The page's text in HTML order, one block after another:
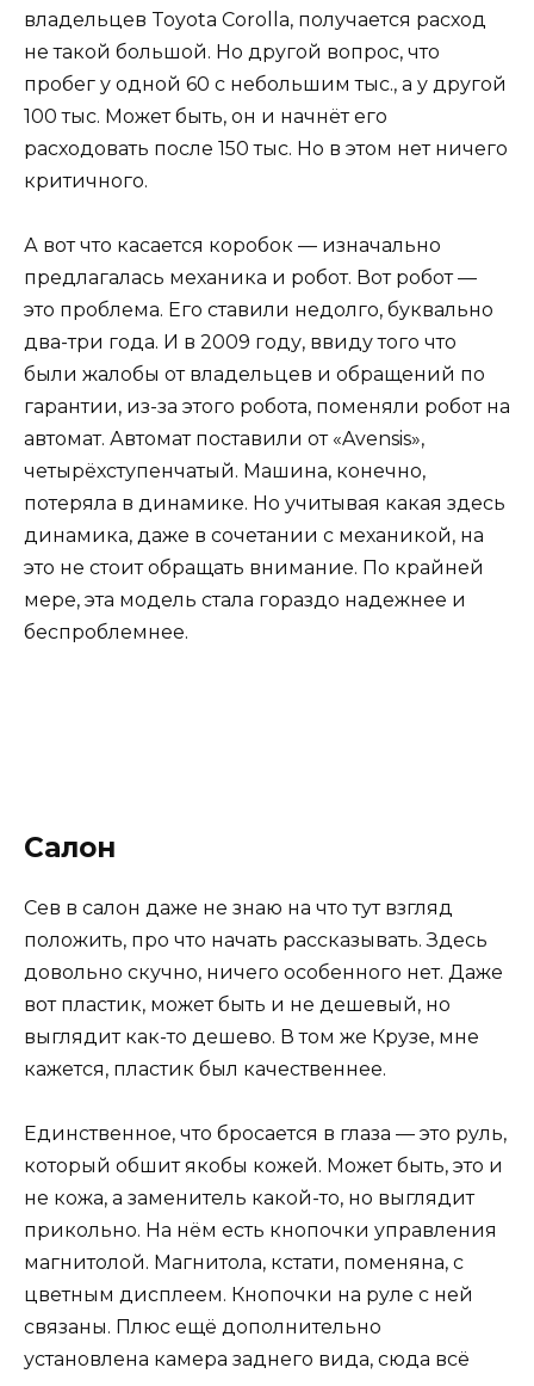
владельцев Toyota Corolla, получается расход
не такой большой. Но другой вопрос, что
пробег у одной 60 с небольшим тыс., а у другой
100 тыс. Может быть, он и начнёт его
расходовать после 150 тыс. Но в этом нет ничего
критичного.
А вот что касается коробок — изначально
предлагалась механика и робот. Вот робот —
это проблема. Его ставили недолго, буквально
два-три года. И в 2009 году, ввиду того что
были жалобы от владельцев и обращений по
гарантии, из-за этого робота, поменяли робот на
автомат. Автомат поставили от «Avensis»,
четырёхступенчатый. Машина, конечно,
потеряла в динамике. Но учитывая какая здесь
динамика, даже в сочетании с механикой, на
это не стоит обращать внимание. По крайней
мере, эта модель стала гораздо надежнее и
беспроблемнее.
Салон
Сев в салон даже не знаю на что тут взгляд
положить, про что начать рассказывать. Здесь
довольно скучно, ничего особенного нет. Даже
вот пластик, может быть и не дешевый, но
выглядит как-то дешево. В том же Крузе, мне
кажется, пластик был качественнее.
Единственное, что бросается в глаза — это руль,
который обшит якобы кожей. Может быть, это и
не кожа, а заменитель какой-то, но выглядит
прикольно. На нём есть кнопочки управления
магнитолой. Магнитола, кстати, поменяна, с
цветным дисплеем. Кнопочки на руле с ней
связаны. Плюс ещё дополнительно
установлена камера заднего вида, сюда всё